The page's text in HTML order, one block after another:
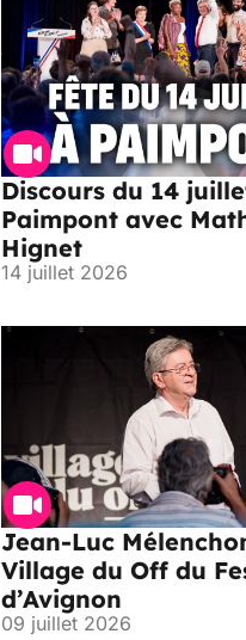
Discours du 14
Paimpont avec
Hignet
14 juillet 2026
Jean-Luc
Village du Off du
d’Avignon
09 juillet 2026